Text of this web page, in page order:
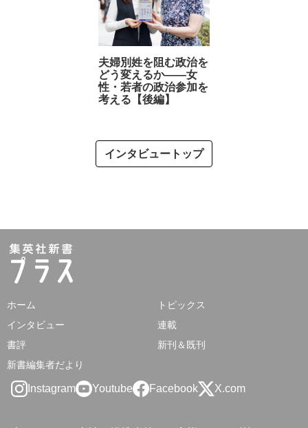
夫婦別姓を阻む政治を
どう変えるか――女
性・若者の政治参加を
考える【後編】
インタビュートップ
ホーム
トピックス
インタビュー
連載
書評
新刊＆既刊
新書編集者だより
Instagram Youtube Facebook X.com